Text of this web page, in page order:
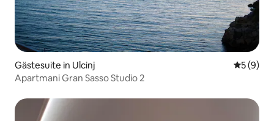
Gästesuite in Ulcinj
5 (9)
Apartmani Gran Sasso Studio 2